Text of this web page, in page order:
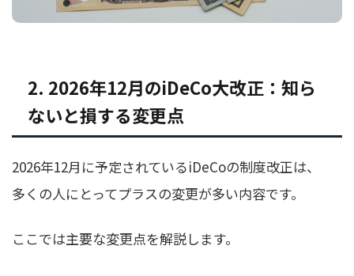
2. 2026年12月のiDeCo大改正：知ら
ないと損する変更点
2026年12月に予定されているiDeCoの制度改正は、
多くの人にとってプラスの変更が多い内容です。
ここでは主要な変更点を解説します。